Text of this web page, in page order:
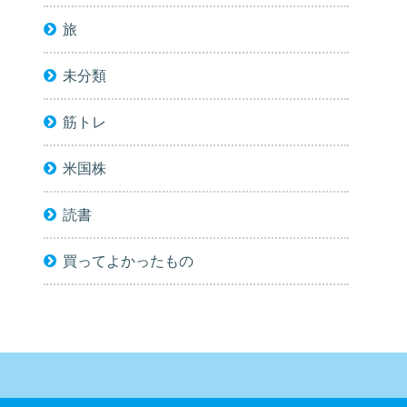
旅
未分類
筋トレ
米国株
読書
買ってよかったもの